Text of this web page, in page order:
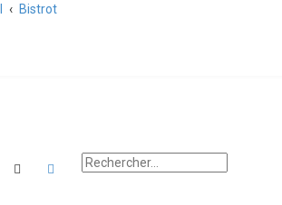
Bistrot
RechercherRecherche avancée